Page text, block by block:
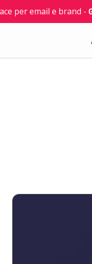
per email e brand -